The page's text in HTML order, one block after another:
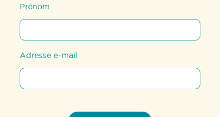
Prénom
Adresse e-mail